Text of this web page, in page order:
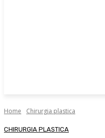
Home Chirurgia plastica
CHIRURGIA PLASTICA